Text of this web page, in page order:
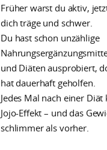
Früher warst du aktiv,
dich träge und schwer.
Du hast schon unzählige
und Diäten ausprobiert,
hat dauerhaft geholfen.
Jedes Mal nach einer
Jojo-Effekt – und das
schlimmer als vorher.